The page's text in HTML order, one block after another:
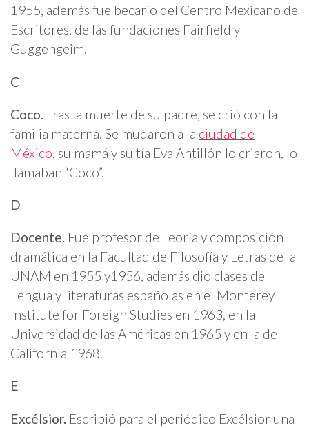
1955, además fue becario del Centro Mexicano de
Escritores, de las fundaciones Fairfield y
Guggengeim.
C
Coco. Tras la muerte de su padre, se crió con la
familia materna. Se mudaron a la ciudad de
México, su mamá y su tía Eva Antillón lo criaron, lo
llamaban “Coco”.
D
Docente. Fue profesor de Teoría y composición
dramática en la Facultad de Filosofía y Letras de la
UNAM en 1955 y1956, además dio clases de
Lengua y literaturas españolas en el Monterey
Institute for Foreign Studies en 1963, en la
Universidad de las Américas en 1965 y en la de
California 1968.
E
Excélsior. Escribió para el periódico Excélsior una